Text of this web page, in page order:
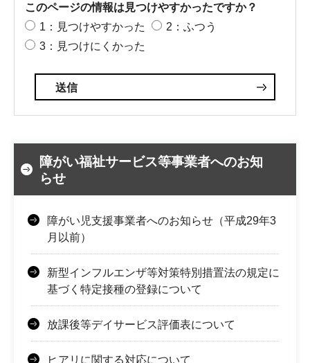
このページの情報は見つけやすかったですか？
1：見つけやすかった
2：ふつう
3：見つけにくかった
障がい福祉サービス等事業者へのお知
らせ
障がい児支援事業者へのお知らせ（平成29年3
月以前）
新型インフルエンザ等対策特別措置法の規定に
基づく特定接種の登録について
放課後等デイサービス評価表について
ヒアリに関する対応について